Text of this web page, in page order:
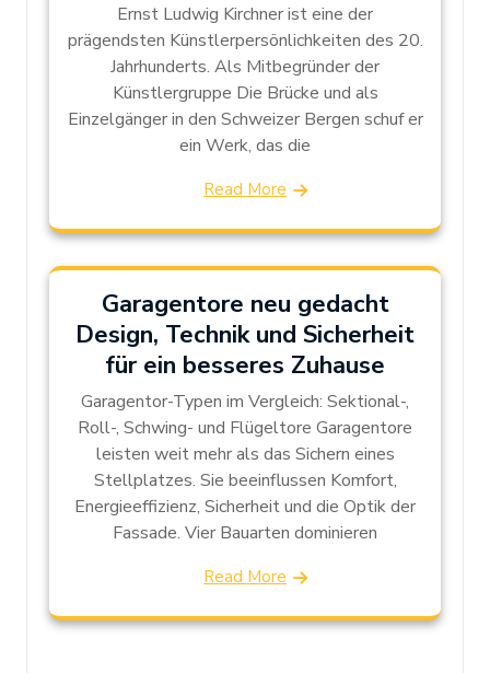
Ernst Ludwig Kirchner ist eine der
prägendsten Künstlerpersönlichkeiten des 20.
Jahrhunderts. Als Mitbegründer der
Künstlergruppe Die Brücke und als
Einzelgänger in den Schweizer Bergen schuf er
ein Werk, das die
Read More
Garagentore neu gedacht
Design, Technik und Sicherheit
für ein besseres Zuhause
Garagentor-Typen im Vergleich: Sektional-,
Roll-, Schwing- und Flügeltore Garagentore
leisten weit mehr als das Sichern eines
Stellplatzes. Sie beeinflussen Komfort,
Energieeffizienz, Sicherheit und die Optik der
Fassade. Vier Bauarten dominieren
Read More